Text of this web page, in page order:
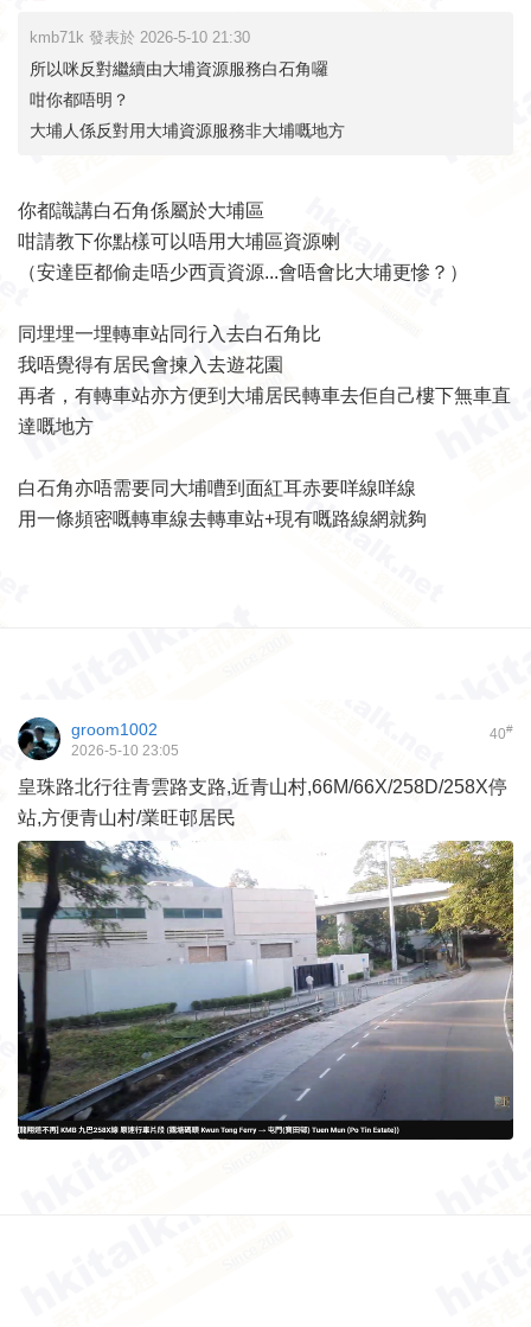
kmb71k 發表於 2026-5-10 21:30
所以咪反對繼續由大埔資源服務白石角囉
咁你都唔明？
大埔人係反對用大埔資源服務非大埔嘅地方
你都識講白石角係屬於大埔區
咁請教下你點樣可以唔用大埔區資源喇
（安達臣都偷走唔少西貢資源...會唔會比大埔更慘？）
同埋埋一埋轉車站同行入去白石角比
我唔覺得有居民會揀入去遊花園
再者，有轉車站亦方便到大埔居民轉車去佢自己樓下無車直
達嘅地方
白石角亦唔需要同大埔嘈到面紅耳赤要咩線咩線
用一條頻密嘅轉車線去轉車站+現有嘅路線網就夠
40#
groom1002
2026-5-10 23:05
皇珠路北行往青雲路支路,近青山村,66M/66X/258D/258X停
站,方便青山村/業旺邨居民